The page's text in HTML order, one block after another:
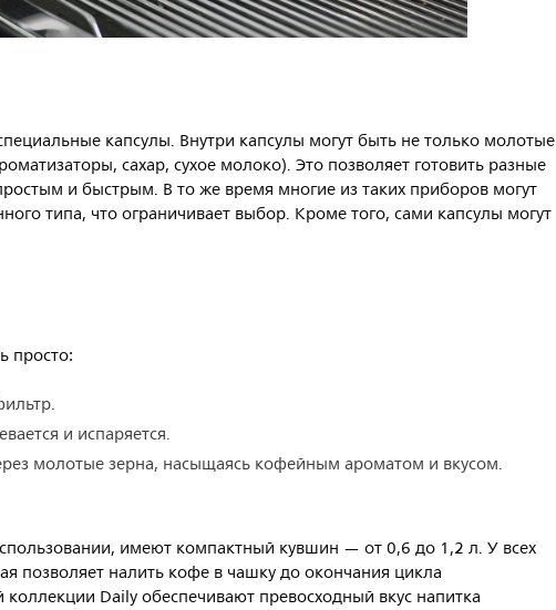
капсулы. Внутри капсулы могут быть не только молотые
сахар, сухое молоко). Это позволяет готовить разные
и быстрым. В то же время многие из таких приборов могут
типа, что ограничивает выбор. Кроме того, сами капсулы могут
просто:
и испаряется.
молотые зерна, насыщаясь кофейным ароматом и вкусом.
имеют компактный кувшин — от 0,6 до 1,2 л. У всех
позволяет налить кофе в чашку до окончания цикла
Daily обеспечивают превосходный вкус напитка